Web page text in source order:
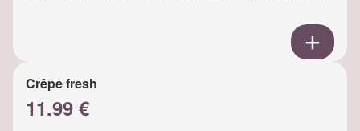
Crêpe fresh
11.99 €